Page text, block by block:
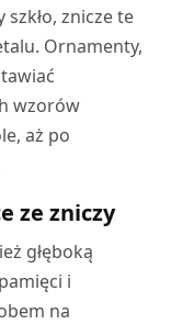
znicze te
Ornamenty,
wzorów
aż po
ze zniczy
głęboką
i
na